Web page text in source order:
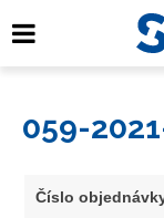
059-
Číslo